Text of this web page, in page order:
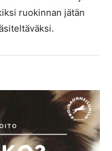
ruokinnan jätän